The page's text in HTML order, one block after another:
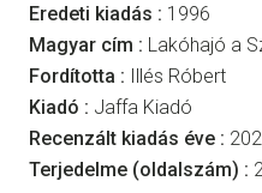
Eredeti kiadás : 1996
Magyar cím : Lakóhajó a
Fordította : Illés Róbert
Kiadó : Jaffa Kiadó
Recenzált kiadás éve :
Terjedelme (oldalszám) :